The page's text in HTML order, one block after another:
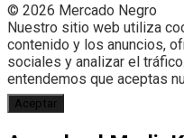
© 2026 Mercado Negro
Nuestro sitio web utiliza
contenido y los anuncios,
sociales y analizar el
entendemos que aceptas
Aceptar